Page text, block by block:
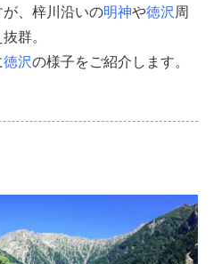
、梓川沿いの明神や徳沢 周
群。
徳沢の様子をご紹介します。